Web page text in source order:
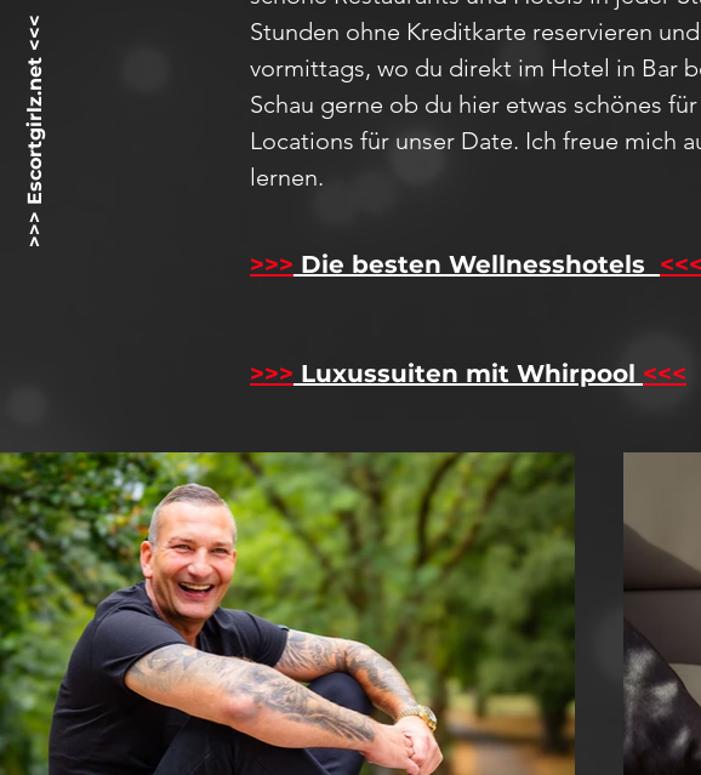
>>> Escortgirlz.net <<<
Stunden ohne Kreditkarte reservieren
vormittags, wo du direkt im Hotel in Bar
Schau gerne ob du hier etwas schönes
Locations für unser Date. Ich freue mich
lernen.
>>> Die besten Wellnesshotels <<<
>>> Luxussuiten mit Whirpool <<<